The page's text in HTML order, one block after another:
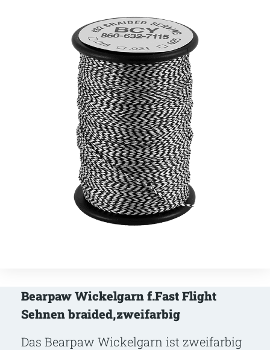
Bearpaw Wickelgarn f.Fast Flight
Sehnen braided,zweifarbig
Das Bearpaw Wickelgarn ist zweifarbig